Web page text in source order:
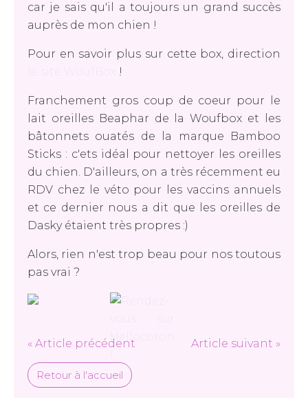
car je sais qu'il a toujours un grand succès
auprès de mon chien !
Pour en savoir plus sur cette box, direction
!
Franchement gros coup de coeur pour le
lait oreilles Beaphar de la Woufbox et les
bâtonnets ouatés de la marque Bamboo
Sticks : c'ets idéal pour nettoyer les oreilles
du chien. D'ailleurs, on a très récemment eu
RDV chez le véto pour les vaccins annuels
et ce dernier nous a dit que les oreilles de
Dasky étaient très propres :)
Alors, rien n'est trop beau pour nos toutous
pas vrai ?
« Article précédent Article suivant »
Retour à l'accueil